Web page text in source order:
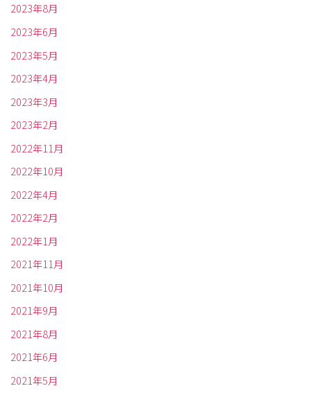
2023年8月
2023年6月
2023年5月
2023年4月
2023年3月
2023年2月
2022年11月
2022年10月
2022年4月
2022年2月
2022年1月
2021年11月
2021年10月
2021年9月
2021年8月
2021年6月
2021年5月